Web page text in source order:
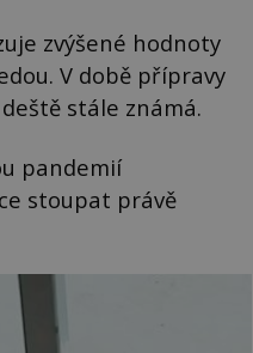
zvýšené hodnoty
V době přípravy
stále známá.
pandemií
stoupat právě